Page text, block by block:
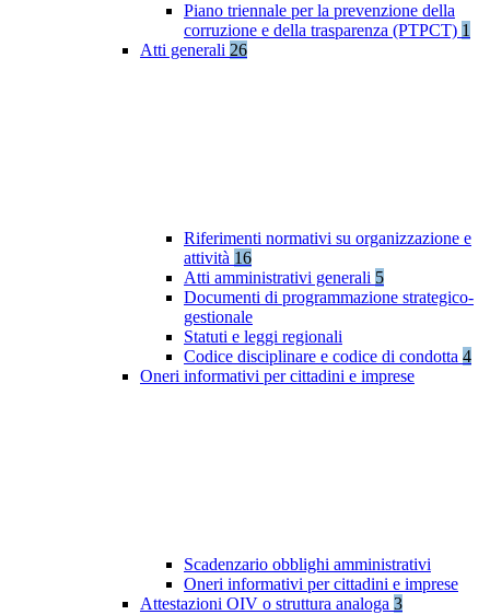
Piano triennale per la prevenzione della
corruzione e della trasparenza (PTPCT) 1
Atti generali 26
Riferimenti normativi su organizzazione e
attività 16
Atti amministrativi generali 5
Documenti di programmazione strategico-
gestionale
Statuti e leggi regionali
Codice disciplinare e codice di condotta 4
Oneri informativi per cittadini e imprese
Scadenzario obblighi amministrativi
Oneri informativi per cittadini e imprese
Attestazioni OIV o struttura analoga 3